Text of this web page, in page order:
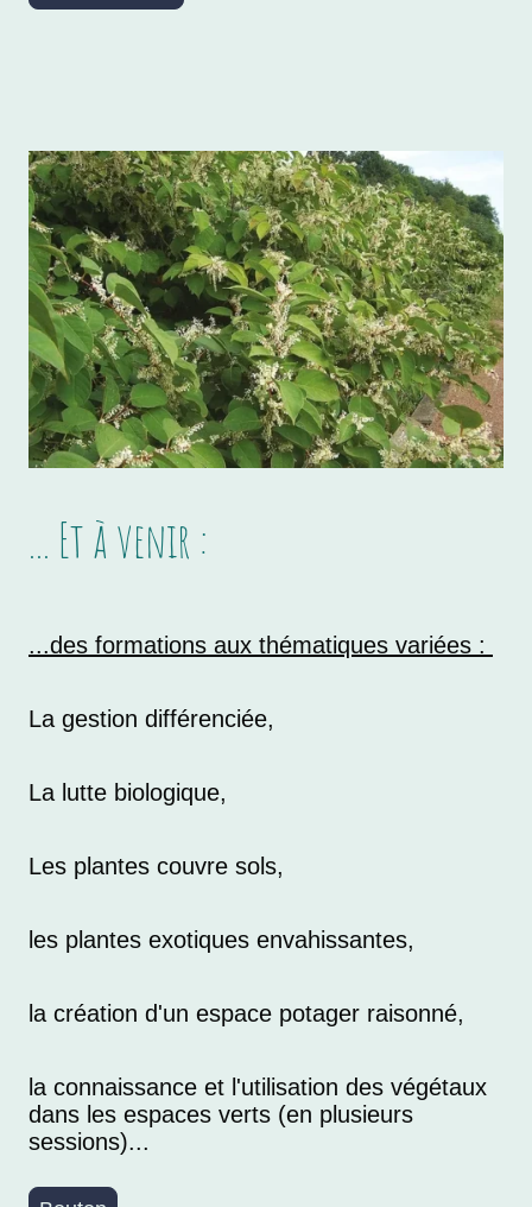
... Et à venir :
...des formations aux thématiques variées :
La gestion différenciée,
La lutte biologique,
Les plantes couvre sols,
les plantes exotiques envahissantes,
la création d'un espace potager raisonné,
la connaissance et l'utilisation des végétaux
dans les espaces verts (en plusieurs
sessions)...